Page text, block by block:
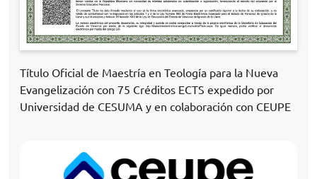
Título Oficial de Maestría en Teología para la Nueva
Evangelización con 75 Créditos ECTS expedido por
Universidad de CESUMA y en colaboración con CEUPE